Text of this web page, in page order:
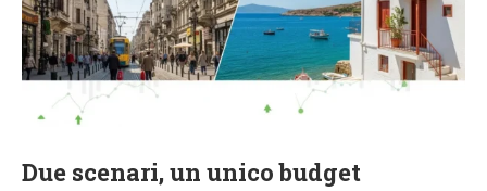
Due scenari, un unico budget